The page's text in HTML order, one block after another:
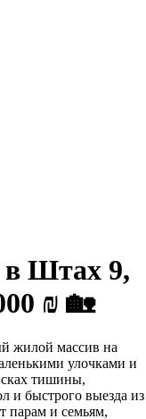
в Штах 9,
₪ 🏡
жилой массив на
улочками и
тишины,
и быстрого выезда из
парам и семьям,